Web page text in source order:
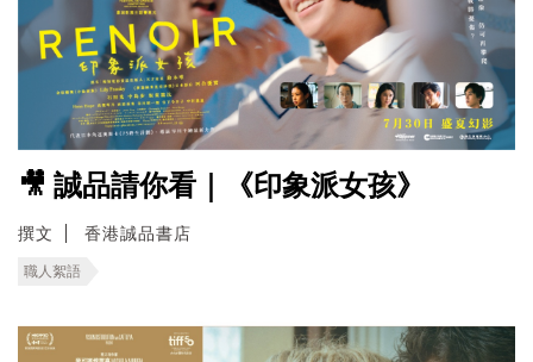
🎥 誠品請你看｜《印象派女孩》
撰文 香港誠品書店
職人絮語